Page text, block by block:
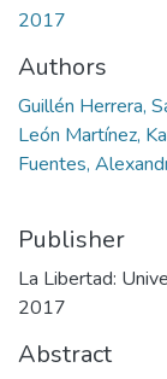
2017
Authors
Guillén Herrera,
León Martínez,
Fuentes,
Publisher
La Libertad:
2017
Abstract